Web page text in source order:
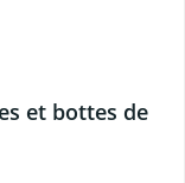
et bottes de